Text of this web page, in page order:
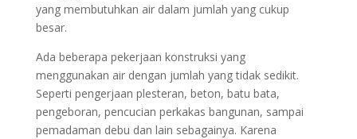
yang membutuhkan air dalam jumlah yang cukup
besar.
Ada beberapa pekerjaan konstruksi yang
menggunakan air dengan jumlah yang tidak sedikit.
Seperti pengerjaan plesteran, beton, batu bata,
pengeboran, pencucian perkakas bangunan, sampai
pemadaman debu dan lain sebagainya. Karena